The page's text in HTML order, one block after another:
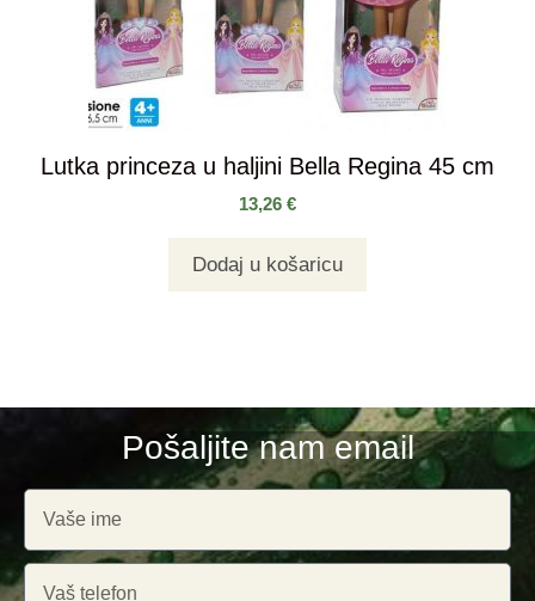
Lutka princeza u haljini Bella Regina 45 cm
13,26 €
Dodaj u košaricu
Pošaljite nam email